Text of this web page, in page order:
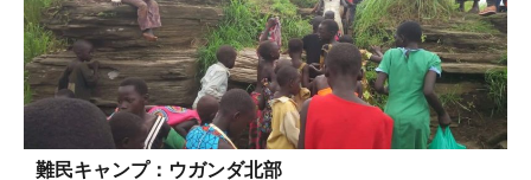
難民キャンプ：ウガンダ北部